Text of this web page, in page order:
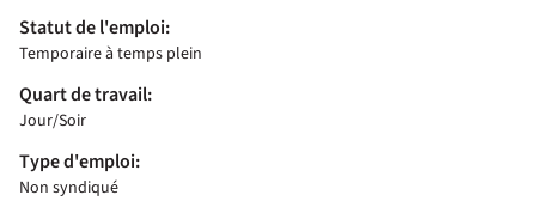
Statut de l'emploi:
Temporaire à temps plein
Quart de travail:
Jour/Soir
Type d'emploi:
Non syndiqué